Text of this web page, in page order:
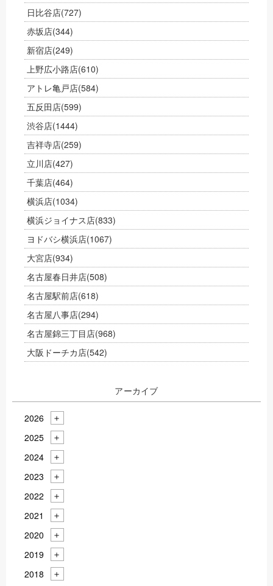
日比谷店(727)
赤坂店(344)
新宿店(249)
上野広小路店(610)
アトレ亀戸店(584)
五反田店(599)
渋谷店(1444)
吉祥寺店(259)
立川店(427)
千葉店(464)
横浜店(1034)
横浜ジョイナス店(833)
ヨドバシ横浜店(1067)
大宮店(934)
名古屋春日井店(508)
名古屋駅前店(618)
名古屋八事店(294)
名古屋錦三丁目店(968)
大阪ドーチカ店(542)
アーカイブ
2026
2025
2024
2023
2022
2021
2020
2019
2018